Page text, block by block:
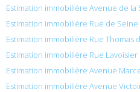
Estimation immobilière Avenue de
Estimation immobilière Rue de
Estimation immobilière Rue Thomas
Estimation immobilière Rue
Estimation immobilière Avenue
Estimation immobilière Avenue